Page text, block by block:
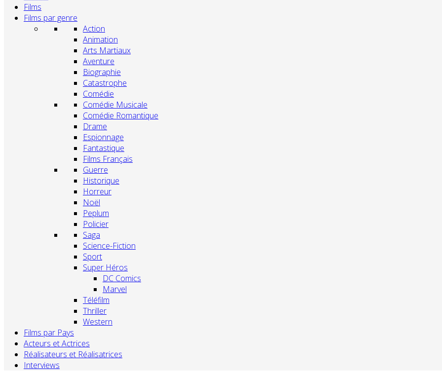
Films
Films par genre
Action
Animation
Arts Martiaux
Aventure
Biographie
Catastrophe
Comédie
Comédie Musicale
Comédie Romantique
Drame
Espionnage
Fantastique
Films Français
Guerre
Historique
Horreur
Noël
Peplum
Policier
Saga
Science-Fiction
Sport
Super Héros
DC Comics
Marvel
Téléfilm
Thriller
Western
Films par Pays
Acteurs et Actrices
Réalisateurs et Réalisatrices
Interviews